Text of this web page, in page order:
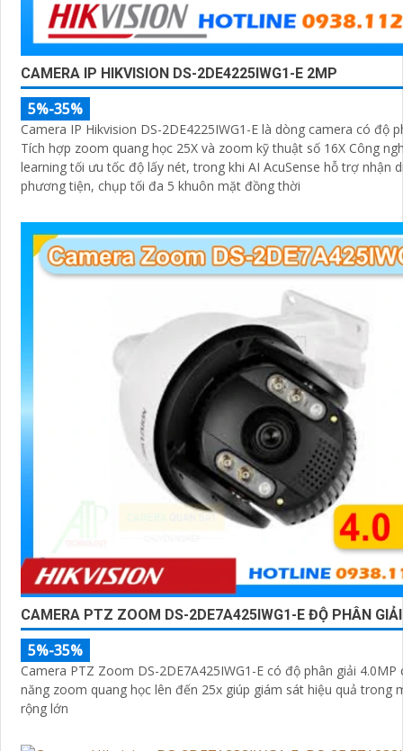
CAMERA IP HIKVISION DS-2DE4225IWG1-E 2MP
5%-35%
Camera IP Hikvision DS-2DE4225IWG1-E là dòng camera có độ
Tích hợp zoom quang học 25X và zoom kỹ thuật số 16X Công
learning tối ưu tốc độ lấy nét, trong khi AI AcuSense hỗ trợ nhận
phương tiện, chụp tối đa 5 khuôn mặt đồng thời
CAMERA PTZ ZOOM DS-2DE7A425IWG1-E ĐỘ PHÂN
5%-35%
Camera PTZ Zoom DS-2DE7A425IWG1-E có độ phân giải 4.0MP
năng zoom quang học lên đến 25x giúp giám sát hiệu quả trong
rộng lớn